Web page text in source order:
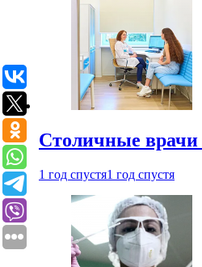
Столичные врачи
1 год спустя1 год спустя